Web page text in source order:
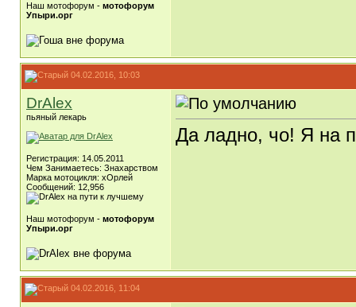
Наш мотофорум - мотофорум
Упыри.орг
04.02.2016, 10:03
DrAlex
пьяный лекарь
Регистрация: 14.05.2011
Чем Занимаетесь: Знахарством
Марка мотоцикля: хОрлей
Сообщений: 12,956
Наш мотофорум - мотофорум
Упыри.орг
Да ладно, чо! Я на
04.02.2016, 11:04